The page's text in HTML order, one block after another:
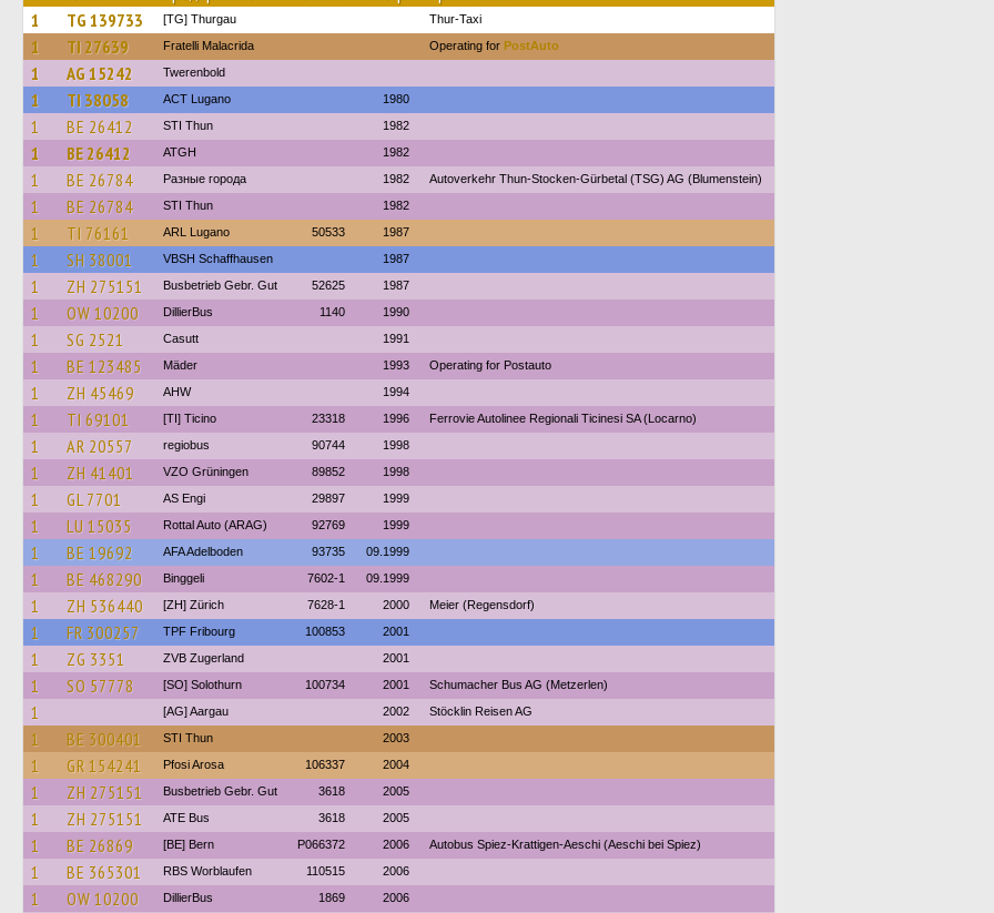
1 TG 139733 [TG] Thurgau Thur-Taxi
1 TI 27639 Fratelli Malacrida Operating for PostAuto
1 AG 15242 Twerenbold
1 TI 38058 ACT Lugano 1980
1 BE 26412 STI Thun 1982
1 BE 26412 ATGH 1982
1 BE 26784 Разные города 1982 Autoverkehr Thun-Stocken-Gürbetal (TSG) AG (Blumenstein)
1 BE 26784 STI Thun 1982
1 TI 76161 ARL Lugano 50533 1987
1 SH 38001 VBSH Schaffhausen 1987
1 ZH 275151 Busbetrieb Gebr. Gut 52625 1987
1 OW 10200 DillierBus 1140 1990
1 SG 2521 Casutt 1991
1 BE 123485 Mäder 1993 Operating for Postauto
1 ZH 45469 AHW 1994
1 TI 69101 [TI] Ticino 23318 1996 Ferrovie Autolinee Regionali Ticinesi SA (Locarno)
1 AR 20557 regiobus 90744 1998
1 ZH 41401 VZO Grüningen 89852 1998
1 GL 7701 AS Engi 29897 1999
1 LU 15035 Rottal Auto (ARAG) 92769 1999
1 BE 19692 AFA Adelboden 93735 09.1999
1 BE 468290 Binggeli 7602-1 09.1999
1 ZH 536440 [ZH] Zürich 7628-1 2000 Meier (Regensdorf)
1 FR 300257 TPF Fribourg 100853 2001
1 ZG 3351 ZVB Zugerland 2001
1 SO 57778 [SO] Solothurn 100734 2001 Schumacher Bus AG (Metzerlen)
1 [AG] Aargau 2002 Stöcklin Reisen AG
1 BE 300401 STI Thun 2003
1 GR 154241 Pfosi Arosa 106337 2004
1 ZH 275151 Busbetrieb Gebr. Gut 3618 2005
1 ZH 275151 ATE Bus 3618 2005
1 BE 26869 [BE] Bern P066372 2006 Autobus Spiez-Krattigen-Aeschi (Aeschi bei Spiez)
1 BE 365301 RBS Worblaufen 110515 2006
1 OW 10200 DillierBus 1869 2006